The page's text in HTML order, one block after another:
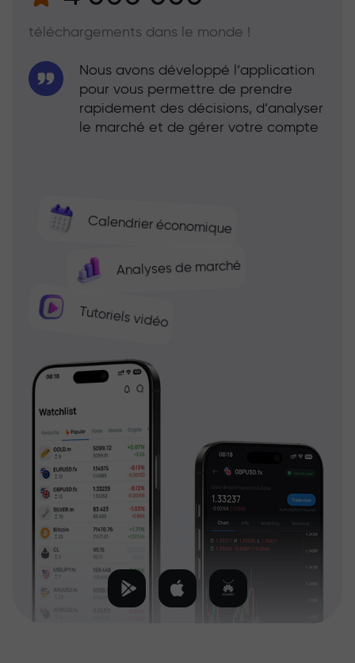
téléchargements dans le monde !
Calendrier économique
Analyses de marché
Tutoriels vidéo
Nous avons développé l’application
pour vous permettre de prendre
rapidement des décisions, d’analyser
le marché et de gérer votre compte